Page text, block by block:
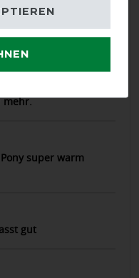
wenn möglich,
Grad in
mehr.
super warm
gut